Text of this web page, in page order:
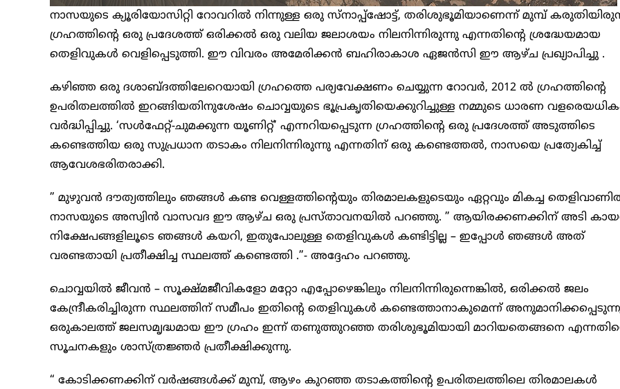
നാസയുടെ ക്യൂരിയോസിറ്റി റോവറിൽ നിന്നുള്ള ഒരു സ്‌നാപ്പ്‌ഷോട്ട്, തരിശുഭൂമിയാണെന്ന് മുമ്പ്
ഗ്രഹത്തിന്റെ ഒരു പ്രദേശത്ത് ഒരിക്കൽ ഒരു വലിയ ജലാശയം നിലനിന്നിരുന്നു എന്നതിന്റെ ശ്രദ്ധേയമായ
തെളിവുകൾ വെളിപ്പെടുത്തി. ഈ വിവരം അമേരിക്കൻ ബഹിരാകാശ ഏജൻസി ഈ ആഴ്ച പ്രഖ്യാപിച്ചു .
കഴിഞ്ഞ ഒരു ദശാബ്ദത്തിലേറെയായി ഗ്രഹത്തെ പര്യവേക്ഷണം ചെയ്യുന്ന റോവർ, 2012 ൽ ഗ്രഹത്തിന്റെ
ഉപരിതലത്തിൽ ഇറങ്ങിയതിനുശേഷം ചൊവ്വയുടെ ഭൂപ്രകൃതിയെക്കുറിച്ചുള്ള നമ്മുടെ ധാരണ
വർദ്ധിപ്പിച്ചു. ‘സൾഫേറ്റ്-ചുമക്കുന്ന യൂണിറ്റ്’ എന്നറിയപ്പെടുന്ന ഗ്രഹത്തിന്റെ ഒരു പ്രദേശത്ത് അടുത്തിടെ
കണ്ടെത്തിയ ഒരു സുപ്രധാന തടാകം നിലനിന്നിരുന്നു എന്നതിന് ഒരു കണ്ടെത്തൽ, നാസയെ പ്രത്യേകിച്ച്
ആവേശഭരിതരാക്കി.
” മുഴുവൻ ദൗത്യത്തിലും ഞങ്ങൾ കണ്ട വെള്ളത്തിന്റെയും തിരമാലകളുടെയും ഏറ്റവും മികച്ച
നാസയുടെ അസ്വിൻ വാസവദ ഈ ആഴ്ച ഒരു പ്രസ്താവനയിൽ പറഞ്ഞു. ” ആയിരക്കണക്കിന് അടി
നിക്ഷേപങ്ങളിലൂടെ ഞങ്ങൾ കയറി, ഇതുപോലുള്ള തെളിവുകൾ കണ്ടിട്ടില്ല – ഇപ്പോൾ ഞങ്ങൾ അത്
വരണ്ടതായി പ്രതീക്ഷിച്ച സ്ഥലത്ത് കണ്ടെത്തി .”- അദ്ദേഹം പറഞ്ഞു.
ചൊവ്വയിൽ ജീവൻ – സൂക്ഷ്മജീവികളോ മറ്റോ എപ്പോഴെങ്കിലും നിലനിന്നിരുന്നെങ്കിൽ, ഒരിക്കൽ ജലം
കേന്ദ്രീകരിച്ചിരുന്ന സ്ഥലത്തിന് സമീപം ഇതിന്റെ തെളിവുകൾ കണ്ടെത്താനാകുമെന്ന്
ഒരുകാലത്ത് ജലസമൃദ്ധമായ ഈ ഗ്രഹം ഇന്ന് തണുത്തുറഞ്ഞ തരിശുഭൂമിയായി മാറിയതെങ്ങനെ
സൂചനകളും ശാസ്ത്രജ്ഞർ പ്രതീക്ഷിക്കുന്നു.
“ കോടിക്കണക്കിന് വർഷങ്ങൾക്ക് മുമ്പ്, ആഴം കുറഞ്ഞ തടാകത്തിന്റെ ഉപരിതലത്തിലെ തിരമാലകൾ